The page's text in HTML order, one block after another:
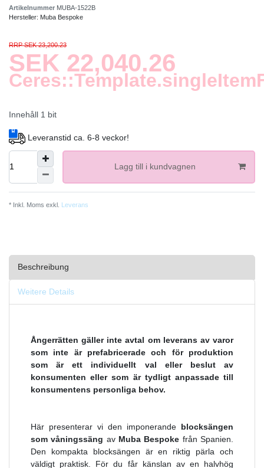
Artikelnummer MUBA-1522B
Hersteller: Muba Bespoke
RRP SEK 23,200.23
SEK 22,040.26
Innehåll 1 bit
Leveranstid ca. 6-8 veckor!
Lagg till i kundvagnen
* Inkl. Moms exkl. Leverans
Beschreibung
Weitere Details
Ångerrätten gäller inte avtal om leverans av varor
som inte är prefabricerade och för produktion
som är ett individuellt val eller beslut av
konsumenten eller som är tydligt anpassade till
konsumentens personliga behov.
Här presenterar vi den imponerande blocksängen
som våningssäng av Muba Bespoke från Spanien.
Den kompakta blocksängen är en riktig pärla och
väldigt praktisk. För du får känslan av en halvhög